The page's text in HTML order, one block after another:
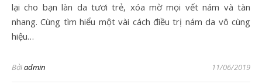
lại cho bạn làn da tươi trẻ, xóa mờ mọi vết nám và tàn
nhang. Cùng tìm hiểu một vài cách điều trị nám da vô cùng
hiệu…
Bởiadmin 11/06/2019